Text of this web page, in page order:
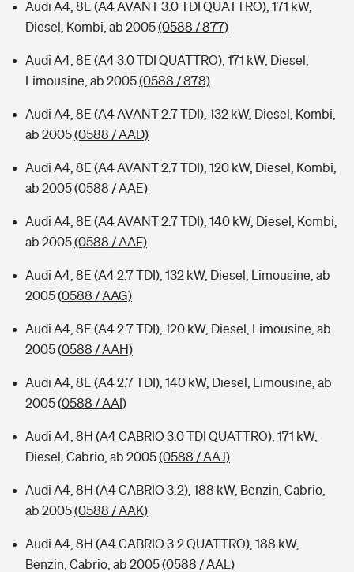
Audi A4, 8E (A4 AVANT 3.0 TDI QUATTRO), 171 kW,
Diesel, Kombi, ab 2005(0588 / 877)
Audi A4, 8E (A4 3.0 TDI QUATTRO), 171 kW, Diesel,
Limousine, ab 2005(0588 / 878)
Audi A4, 8E (A4 AVANT 2.7 TDI), 132 kW, Diesel, Kombi,
ab 2005(0588 / AAD)
Audi A4, 8E (A4 AVANT 2.7 TDI), 120 kW, Diesel, Kombi,
ab 2005(0588 / AAE)
Audi A4, 8E (A4 AVANT 2.7 TDI), 140 kW, Diesel, Kombi,
ab 2005(0588 / AAF)
Audi A4, 8E (A4 2.7 TDI), 132 kW, Diesel, Limousine, ab
2005(0588 / AAG)
Audi A4, 8E (A4 2.7 TDI), 120 kW, Diesel, Limousine, ab
2005(0588 / AAH)
Audi A4, 8E (A4 2.7 TDI), 140 kW, Diesel, Limousine, ab
2005(0588 / AAI)
Audi A4, 8H (A4 CABRIO 3.0 TDI QUATTRO), 171 kW,
Diesel, Cabrio, ab 2005(0588 / AAJ)
Audi A4, 8H (A4 CABRIO 3.2), 188 kW, Benzin, Cabrio,
ab 2005(0588 / AAK)
Audi A4, 8H (A4 CABRIO 3.2 QUATTRO), 188 kW,
Benzin, Cabrio, ab 2005(0588 / AAL)